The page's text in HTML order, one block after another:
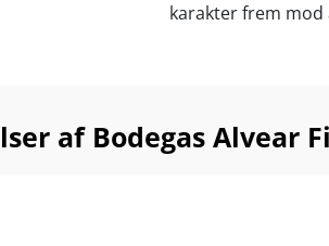
karakter frem mod
oliven, mandler,
skinker og oste.
af Bodegas Alvear